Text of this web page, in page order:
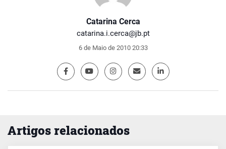
Catarina Cerca
catarina.i.cerca@jb.pt
6 de Maio de 2010 20:33
Artigos relacionados